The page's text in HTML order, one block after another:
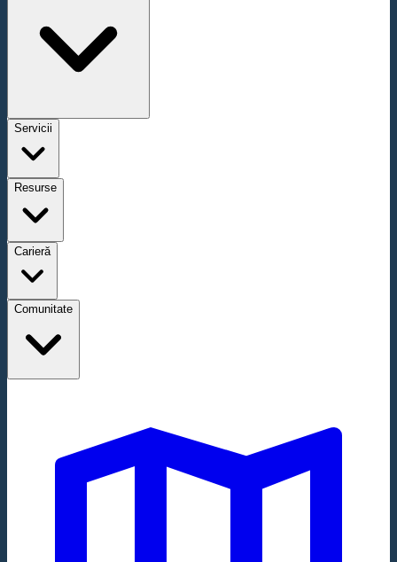
Servicii
Resurse
Carieră
Comunitate